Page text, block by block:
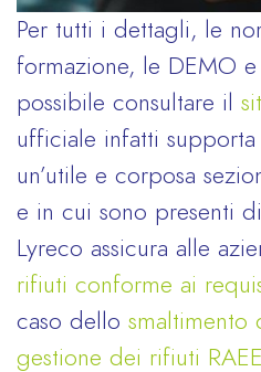
Per tutti i dettagli, le
formazione, le DEMO
possibile consultare il
ufficiale infatti
un’utile e corposa
e in cui sono presenti
Lyreco assicura alle
rifiuti conforme ai
caso dello smaltimento
gestione dei rifiuti RAEE